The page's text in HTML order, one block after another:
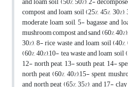
compost and loam soil (25%, 45%,
moderate loam soil, 5- bagasse and
mushroom compost and sand (60%,
30%), 8- rice waste and loam soil
(60%, 40%),10- tea waste and loam soil
12- north peat, 13- south peat, 14-
north peat (60%, 40%),15- spent